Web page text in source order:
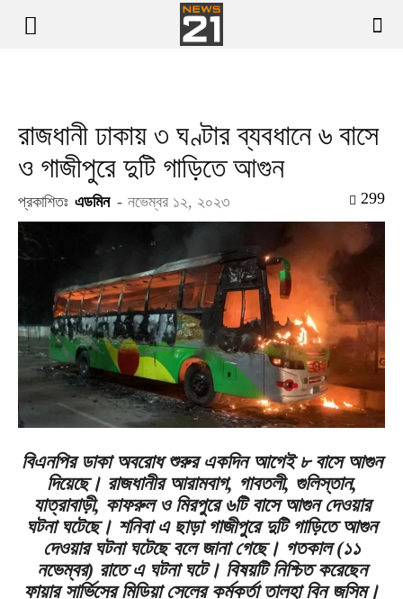
রাজধানী ঢাকায় ৩ ঘণ্টার ব্যবধানে ৬ বাসে
ও গাজীপুরে দুটি গাড়িতে আগুন
প্রকাশিতঃ এডমিন - নভেম্বর ১২, ২০২৩ 299
বিএনপির ডাকা অবরোধ শুরুর একদিন আগেই ৮ বাসে আগুন
দিয়েছে। রাজধানীর আরামবাগ, গাবতলী, গুলিস্তান,
যাত্রাবাড়ী, কাফরুল ও মিরপুরে ৬টি বাসে আগুন দেওয়ার
ঘটনা ঘটেছে। শনিবা এ ছাড়া গাজীপুরে দুটি গাড়িতে আগুন
দেওয়ার ঘটনা ঘটেছে বলে জানা গেছে। গতকাল (১১
নভেম্বর) রাতে এ ঘটনা ঘটে। বিষয়টি নিশ্চিত করেছেন
ফায়ার সার্ভিসের মিডিয়া সেলের কর্মকর্তা তালহা বিন জসিম।